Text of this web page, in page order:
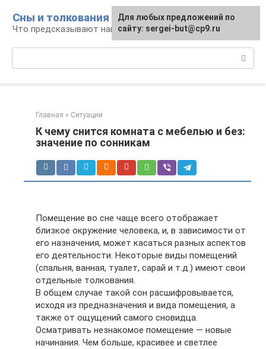
контенту
Сны и толкования
Что предсказывают нам наши сны
Главная » Ситуации
К чему снится комната с мебелью и без:
значение по сонникам
Помещение во сне чаще всего отображает
близкое окружение человека, и, в зависимости от
его назначения, может касаться разных аспектов
его деятельности. Некоторые виды помещений
(спальня, ванная, туалет, сарай и т.д.) имеют свои
отдельные толкования.
В общем случае такой сон расшифровывается,
исходя из предназначения и вида помещения, а
также от ощущений самого сновидца.
Осматривать незнакомое помещение — новые
начинания. Чем больше, красивее и светлее
Для любых предложений по
сайту: sergei-but@cp9.ru